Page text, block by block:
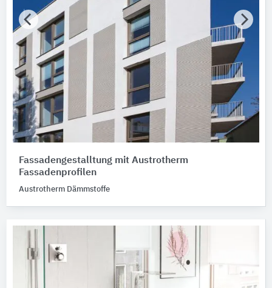
Fassadengestalltung mit Austrotherm
Fassadenprofilen
Austrotherm Dämmstoffe